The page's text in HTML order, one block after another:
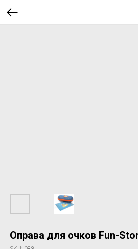
Оправа для очков Fun-